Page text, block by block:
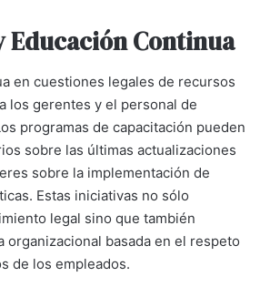
Educación Continua
en cuestiones legales de recursos
los gerentes y el personal de
programas de capacitación pueden
sobre las últimas actualizaciones
sobre la implementación de
Estas iniciativas no sólo
legal sino que también
organizacional basada en el respeto
de los empleados.